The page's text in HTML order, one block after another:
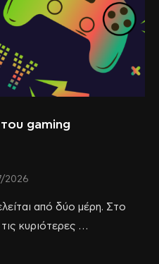
gaming
2026
από δύο μέρη. Στο
κυριότερες …